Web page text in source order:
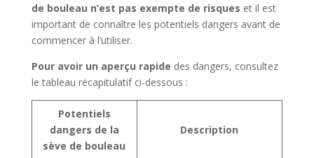
de bouleau n’est pas exempte de risques et il est
important de connaître les potentiels dangers avant de
commencer à l’utiliser.
Pour avoir un aperçu rapide des dangers, consultez
le tableau récapitulatif ci-dessous :
Potentiels
dangers de la
sève de bouleau
Description